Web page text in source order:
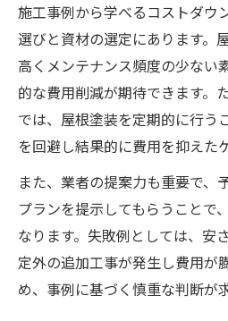
施工事例から学べるコストダウ
選びと資材の選定にあります。
高くメンテナンス頻度の少ない
的な費用削減が期待できます。
では、屋根塗装を定期的に行う
を回避し結果的に費用を抑えた
また、業者の提案力も重要で、
プランを提示してもらうことで
なります。失敗例としては、安
定外の追加工事が発生し費用が
め、事例に基づく慎重な判断が